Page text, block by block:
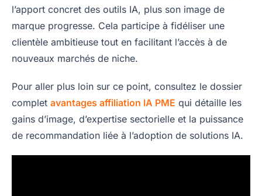
l’apport concret des outils IA, plus son image de
marque progresse. Cela participe à fidéliser une
clientèle ambitieuse tout en facilitant l’accès à de
nouveaux marchés de niche.
Pour aller plus loin sur ce point, consultez le dossier
complet avantages affiliation IA PME qui détaille les
gains d’image, d’expertise sectorielle et la puissance
de recommandation liée à l’adoption de solutions IA.